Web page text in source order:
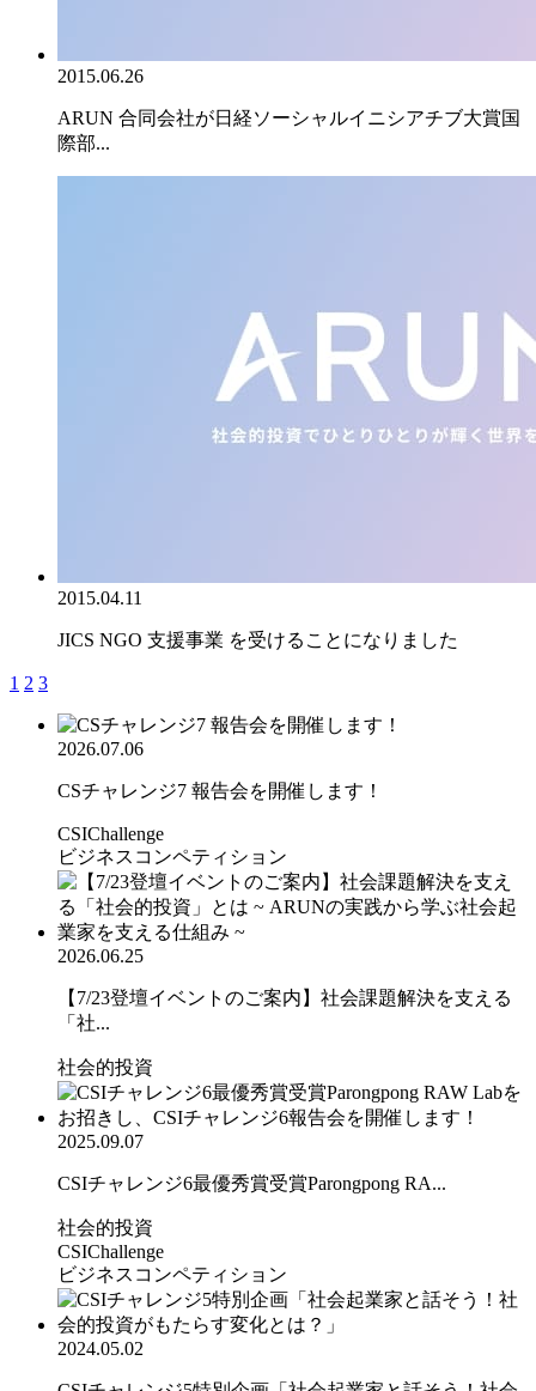
2015.06.26
ARUN 合同会社が日経ソーシャルイニシアチブ大賞国
際部...
2015.04.11
JICS NGO 支援事業 を受けることになりました
1 2 3
2026.07.06
CSチャレンジ7 報告会を開催します！
CSIChallenge
ビジネスコンペティション
2026.06.25
【7/23登壇イベントのご案内】社会課題解決を支える
「社...
社会的投資
2025.09.07
CSIチャレンジ6最優秀賞受賞Parongpong RA...
社会的投資
CSIChallenge
ビジネスコンペティション
2024.05.02